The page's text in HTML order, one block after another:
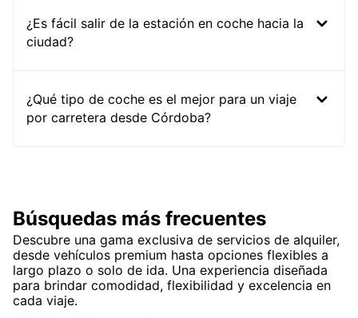
¿Es fácil salir de la estación en coche hacia la
ciudad?
¿Qué tipo de coche es el mejor para un viaje
por carretera desde Córdoba?
Búsquedas más frecuentes
Descubre una gama exclusiva de servicios de alquiler,
desde vehículos premium hasta opciones flexibles a
largo plazo o solo de ida. Una experiencia diseñada
para brindar comodidad, flexibilidad y excelencia en
cada viaje.